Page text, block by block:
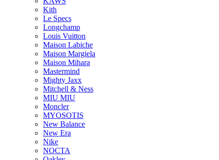
Kith
Le Specs
Longchamp
Louis Vuitton
Maison Labiche
Maison Margiela
Maison Mihara
Mastermind
Mighty Jaxx
Mitchell & Ness
MIU MIU
Moncler
MYOSOTIS
New Balance
New Era
Nike
NOCTA